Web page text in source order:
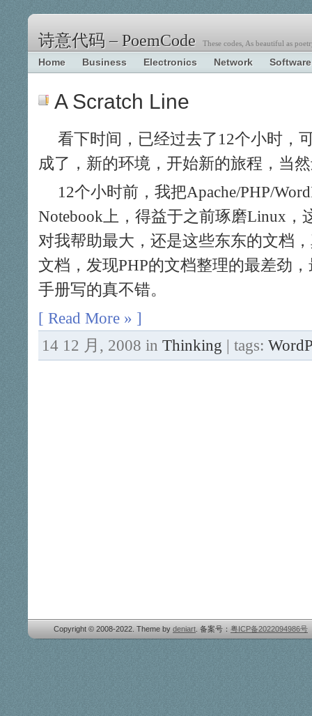
诗意代码 – PoemCode These codes, As beautiful as
Home Business Electronics Network Software
A Scratch Line
看下时间，已经过去了12个小时，
成了，新的环境，开始新的旅程，当
12个小时前，我把Apache/PHP/
Notebook上，得益于之前琢磨Linux，
对我帮助最大，还是这些东东的文档
文档，发现PHP的文档整理的最差劲
手册写的真不错。
[ Read More » ]
14 12 月, 2008 in Thinking | tags:
Copyright © 2008-2022. Theme by deniart . 备案号： 粤ICP备2022094986号